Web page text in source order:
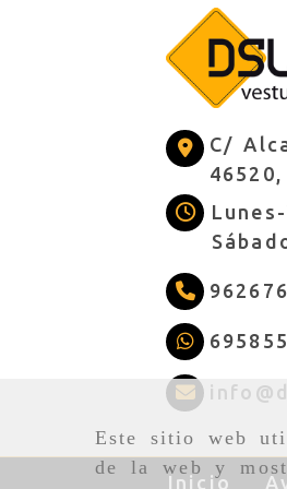
Este sitio web
de la web y
C/
46520,
info
Inicio